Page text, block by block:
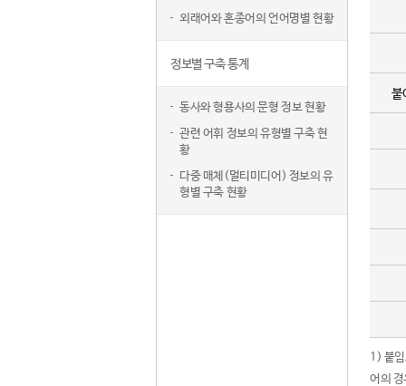
외래어와 혼종어의 언어명별 현황
정보별 구축 통계
동사와 형용사의 문형 정보 현황
관련 어휘 정보의 유형별 구축 현
황
다중 매체(멀티미디어) 정보의 유
형별 구축 현황
붙
1) 붙
어의